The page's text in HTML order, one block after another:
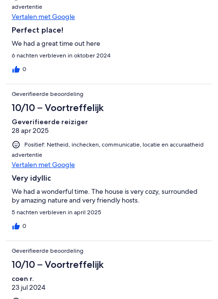
advertentie
Vertalen met Google
Perfect place!
We had a great time out here
6 nachten verbleven in oktober 2024
0
Geverifieerde beoordeling
10/10 – Voortreffelijk
Geverifieerde reiziger
28 apr 2025
Positief: Netheid, inchecken, communicatie, locatie en accuraatheid
advertentie
Vertalen met Google
Very idyllic
We had a wonderful time. The house is very cozy, surrounded
by amazing nature and very friendly hosts.
5 nachten verbleven in april 2025
0
Geverifieerde beoordeling
10/10 – Voortreffelijk
coen r.
23 jul 2024